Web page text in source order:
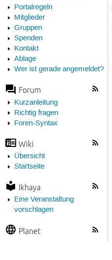
Portalregeln
Mitglieder
Gruppen
Spenden
Kontakt
Ablage
Wer ist gerade angemeldet?
Forum
Kurzanleitung
Richtig fragen
Foren-Syntax
Wiki
Übersicht
Startseite
Ikhaya
Eine Veranstaltung
vorschlagen
Planet